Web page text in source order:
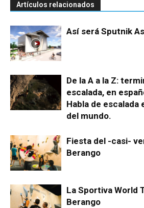
Artículos relacionados
Así será Sputnik
De la A a la Z:
escalada, en
Habla de
del mundo.
Fiesta del -casi-
Berango
La Sportiva World
Berango